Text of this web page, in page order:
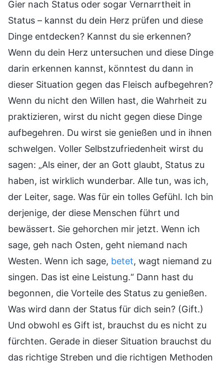
Gier nach Status oder sogar Vernarrtheit in
Status – kannst du dein Herz prüfen und diese
Dinge entdecken? Kannst du sie erkennen?
Wenn du dein Herz untersuchen und diese Dinge
darin erkennen kannst, könntest du dann in
dieser Situation gegen das Fleisch aufbegehren?
Wenn du nicht den Willen hast, die Wahrheit zu
praktizieren, wirst du nicht gegen diese Dinge
aufbegehren. Du wirst sie genießen und in ihnen
schwelgen. Voller Selbstzufriedenheit wirst du
sagen: „Als einer, der an Gott glaubt, Status zu
haben, ist wirklich wunderbar. Alle tun, was ich,
der Leiter, sage. Was für ein tolles Gefühl. Ich bin
derjenige, der diese Menschen führt und
bewässert. Sie gehorchen mir jetzt. Wenn ich
sage, geh nach Osten, geht niemand nach
Westen. Wenn ich sage, betet, wagt niemand zu
singen. Das ist eine Leistung.“ Dann hast du
begonnen, die Vorteile des Status zu genießen.
Was wird dann der Status für dich sein? (Gift.)
Und obwohl es Gift ist, brauchst du es nicht zu
fürchten. Gerade in dieser Situation brauchst du
das richtige Streben und die richtigen Methoden